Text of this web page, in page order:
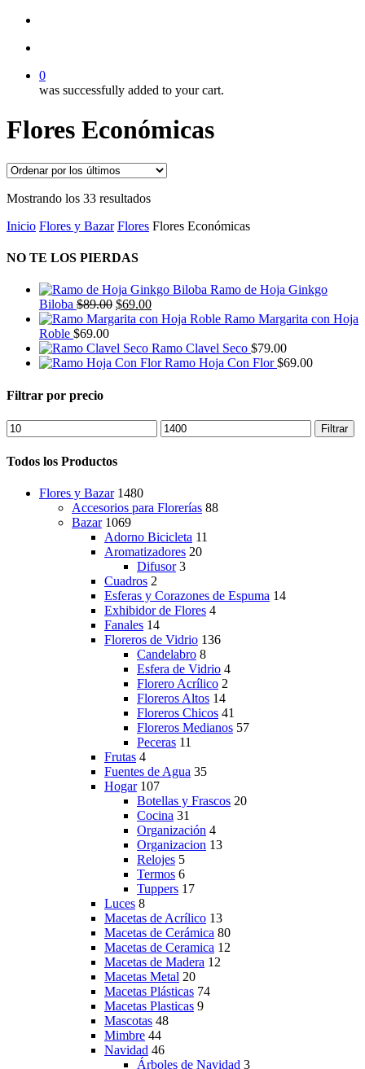
0
was successfully added to your cart.
Flores Económicas
Mostrando los 33 resultadosOrdenado
los
Inicio Flores y Bazar Flores Flores Económicas
NO TE LOS PIERDAS
Ramo de Hoja Ginkgo
Biloba $89.00 El
precio
era:
$89.00.
$69.00El
precio
es:
$69.00.
Ramo Margarita con Hoja
Roble $69.00
Ramo Clavel Seco $79.00
Ramo Hoja Con Flor $69.00
Filtrar por precio
Precio
mínimo
Precio
máximo
Filtrar
Todos los Productos
Flores y Bazar 1480
Accesorios para Florerías 88
Bazar 1069
Adorno Bicicleta 11
Aromatizadores 20
Difusor 3
Cuadros 2
Esferas y Corazones de Espuma 14
Exhibidor de Flores 4
Fanales 14
Floreros de Vidrio 136
Candelabro 8
Esfera de Vidrio 4
Florero Acrílico 2
Floreros Altos 14
Floreros Chicos 41
Floreros Medianos 57
Peceras 11
Frutas 4
Fuentes de Agua 35
Hogar 107
Botellas y Frascos 20
Cocina 31
Organización 4
Organizacion 13
Relojes 5
Termos 6
Tuppers 17
Luces 8
Macetas de Acrílico 13
Macetas de Cerámica 80
Macetas de Ceramica 12
Macetas de Madera 12
Macetas Metal 20
Macetas Plásticas 74
Macetas Plasticas 9
Mascotas 48
Mimbre 44
Navidad 46
Árboles de Navidad 3